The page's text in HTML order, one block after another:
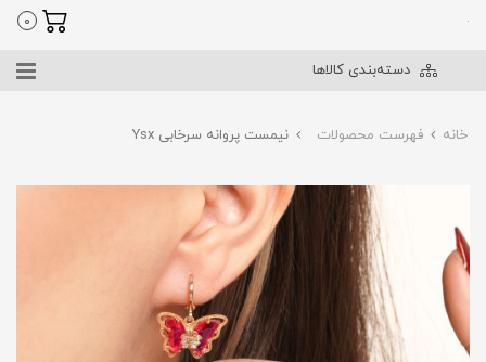
.
0
دسته‌بندی کالاها
خانه فهرست محصولات نیمست پروانه سرخابی Ysx